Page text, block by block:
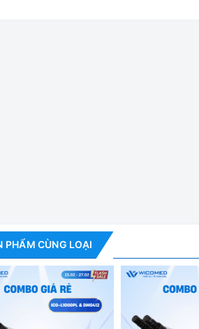
DC không chổi than
số kỹ thuật
BKC-TL15S
PHẨM CÙNG LOẠI